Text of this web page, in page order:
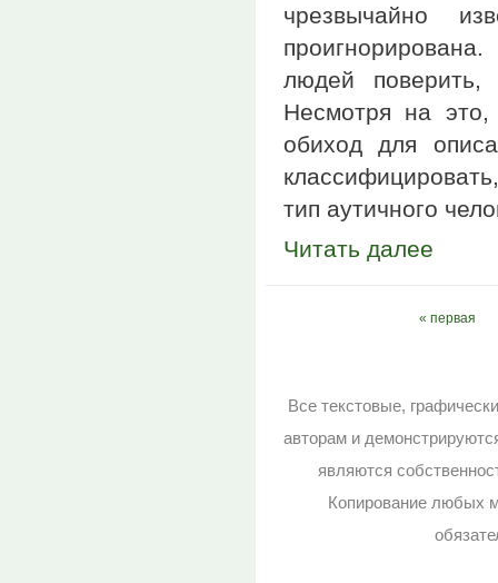
чрезвычайно
людей
Несмотря на
обиход для
тип аутичного
Читать далее
« первая
Все текстовые,
авторам и
являются
Копирование любых